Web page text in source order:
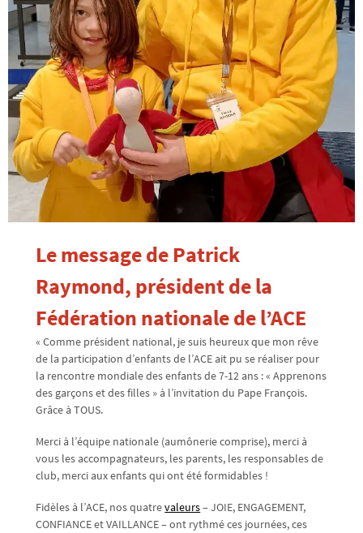
Le message de Patrick
Raymond, président de la
Fédération nationale de l’ACE
« Comme président national, je suis heureux que mon rêve
de la participation d’enfants de l’ACE ait pu se réaliser pour
la rencontre mondiale des enfants de 7-12 ans : « Apprenons
des garçons et des filles » à l’invitation du Pape François.
Grâce à TOUS.
Merci à l’équipe nationale (aumônerie comprise), merci à
vous les accompagnateurs, les parents, les responsables de
club, merci aux enfants qui ont été formidables !
Fidèles à l’ACE, nos quatrevaleurs– JOIE, ENGAGEMENT,
CONFIANCE et VAILLANCE – ont rythmé ces journées, ces